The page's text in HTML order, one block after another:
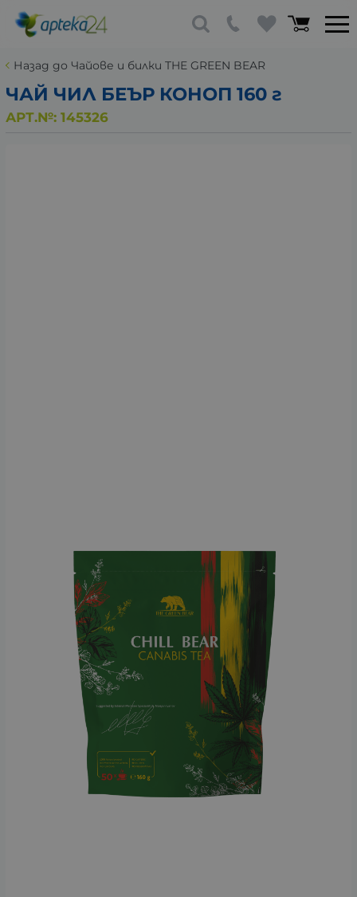
Назад до Чайове и билки THE GREEN BEAR
ЧАЙ ЧИЛ БЕЪР КОНОП 160 г
АРТ.№: 145326